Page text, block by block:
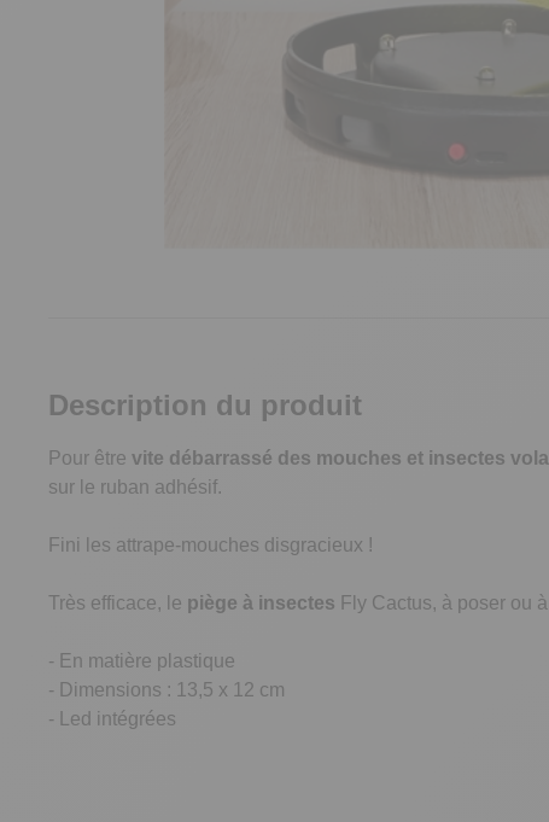
Description du produit
Pour être vite débarrassé des mouches et insectes
sur le ruban adhésif.
Fini les attrape-mouches disgracieux !
Très efficace, le piège à insectes Fly Cactus, à poser ou
- En matière plastique
- Dimensions : 13,5 x 12 cm
- Led intégrées